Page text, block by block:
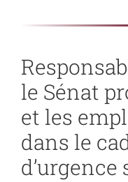
le Sénat
et les
dans le